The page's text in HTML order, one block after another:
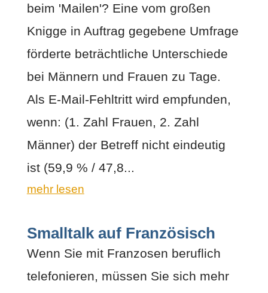
beim 'Mailen'? Eine vom großen
Knigge in Auftrag gegebene Umfrage
förderte beträchtliche Unterschiede
bei Männern und Frauen zu Tage.
Als E-Mail-Fehltritt wird empfunden,
wenn: (1. Zahl Frauen, 2. Zahl
Männer) der Betreff nicht eindeutig
ist (59,9 % / 47,8...
mehr lesen
Smalltalk auf Französisch
Wenn Sie mit Franzosen beruflich
telefonieren, müssen Sie sich mehr